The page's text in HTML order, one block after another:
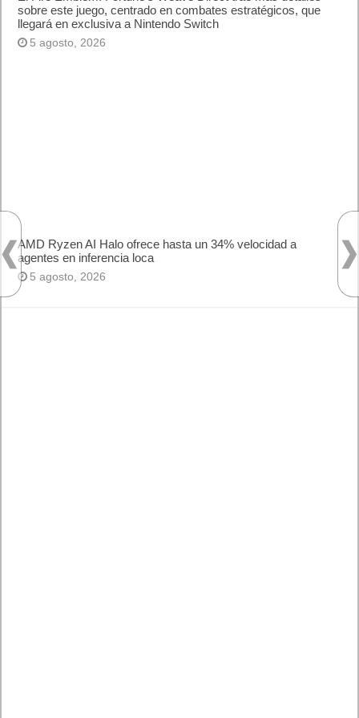
sobre este juego, centrado en combates estratégicos, que
llegará en exclusiva a Nintendo Switch
5 agosto, 2026
AMD Ryzen AI Halo ofrece hasta un 34% velocidad a
agentes en inferencia loca
5 agosto, 2026